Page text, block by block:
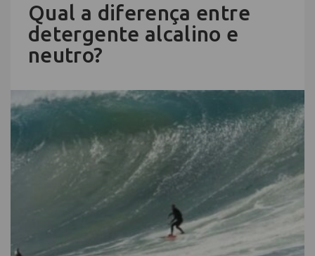
Qual a diferença entre
detergente alcalino e
neutro?